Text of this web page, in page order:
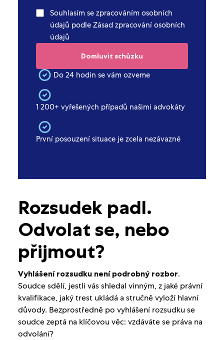
Souhlasím se zpracováním osobních
údajů podle Zásad zpracování osobních
údajů
Do 24 hodin se vám ozveme
1 200+ vyřešených případů našimi advokáty
První posouzení situace je zcela nezávazné
Rozsudek padl.
Odvolat se, nebo
přijmout?
Vyhlášení rozsudku není podrobný rozbor.
Soudce sdělí, jestli vás shledal vinným, z jaké právní
kvalifikace, jaký trest ukládá a stručně vyloží hlavní
důvody. Bezprostředně po vyhlášení rozsudku se
soudce zeptá na klíčovou věc: vzdáváte se práva na
odvolání?